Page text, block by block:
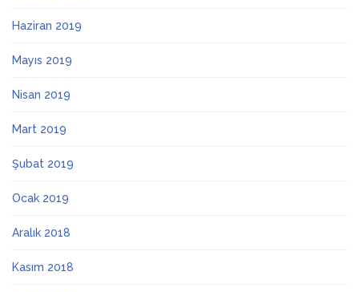
Haziran 2019
Mayıs 2019
Nisan 2019
Mart 2019
Şubat 2019
Ocak 2019
Aralık 2018
Kasım 2018